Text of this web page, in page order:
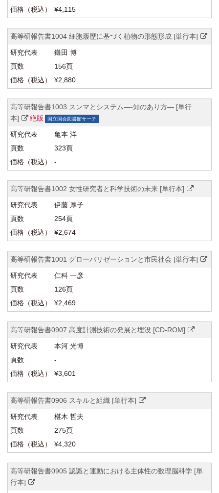
¥4,115
高等研報告書1004 細胞履歴に基づく植物の形態形成 [単行本]
鎌田 博
156頁
¥2,880
高等研報告書1003 スンマとシステム―-知のあり方― [単行
本]
絶版 国立国会図書館サーチ
亀本 洋
323頁
-
高等研報告書1002 女性研究者と科学技術の未来 [単行本]
伊藤 厚子
254頁
¥2,674
高等研報告書1001 グローバリゼーションと市民社会 [単行本]
仁科 一彦
126頁
¥2,469
高等研報告書0907 高度計測技術の発展と埋没 [CD-ROM]
本河 光博
-
¥3,601
高等研報告書0906 スキルと組織 [単行本]
椹木 哲夫
275頁
¥4,320
高等研報告書0905 認識と運動における主体性の数理脳科学 [単
行本]